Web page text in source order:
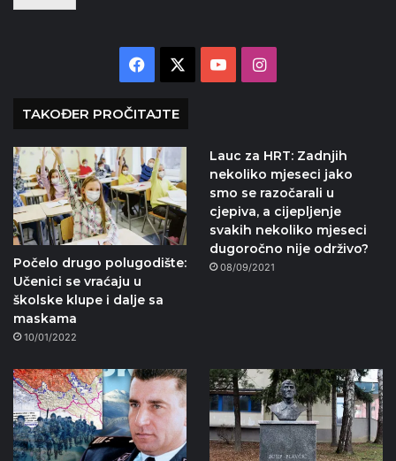
Facebook YouTubeInstagram
TAKOĐER PROČITAJTE
Počelo drugo polugodište:
Učenici se vraćaju u
školske klupe i dalje sa
maskama
10/01/2022
Lauc za HRT: Zadnjih
nekoliko mjeseci jako
smo se razočarali u
cjepiva, a cijepljenje
svakih nekoliko mjeseci
dugoročno nije održivo?
08/09/2021